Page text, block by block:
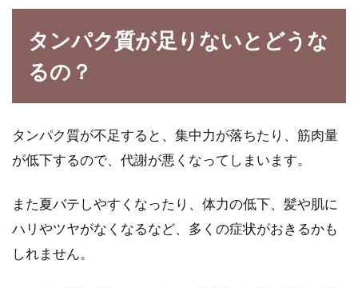
カロリーが気になる方にとっては、何がダイエ
ットに効果的なのか気になるものですよね。食
タンパク質が足りないとどうな
るの？
タンパク質が不足すると、集中力が落ちたり、筋肉量
が低下するので、代謝が悪くなってしまいます。
また夏バテしやすくなったり、体力の低下、髪や肌に
ハリやツヤがなくなるなど、多くの症状がおきるかも
しれません。